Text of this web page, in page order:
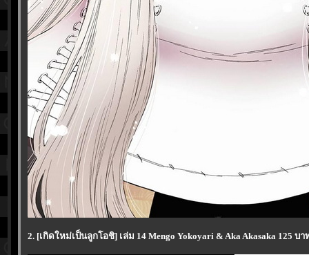
2. [เกิดใหม่เป็นลูกโอชิ] เล่ม 14 Mengo Yokoyari & Aka Akasaka 125 บ